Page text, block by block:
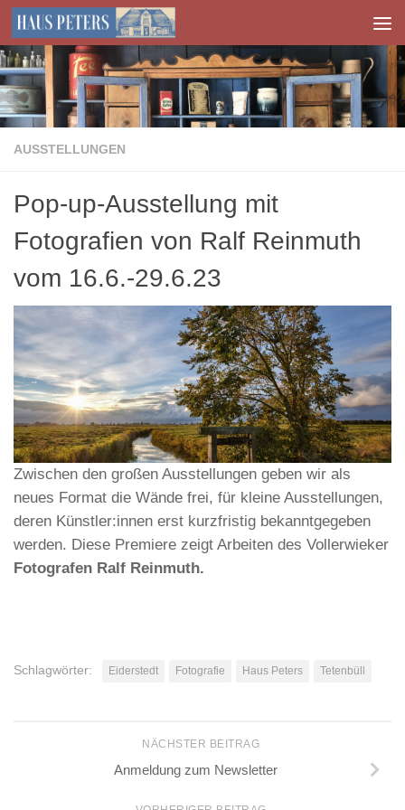
Zum Inhalt springen
AUSSTELLUNGEN
Pop-up-Ausstellung mit
Fotografien von Ralf Reinmuth
vom 16.6.-29.6.23
Zwischen den großen Ausstellungen geben wir als
neues Format die Wände frei, für kleine Ausstellungen,
deren Künstler:innen erst kurzfristig bekanntgegeben
werden. Diese Premiere zeigt Arbeiten des Vollerwieker
Fotografen Ralf Reinmuth.
Schlagwörter: Eiderstedt Fotografie Haus Peters Tetenbüll
NÄCHSTER BEITRAG
Anmeldung zum Newsletter